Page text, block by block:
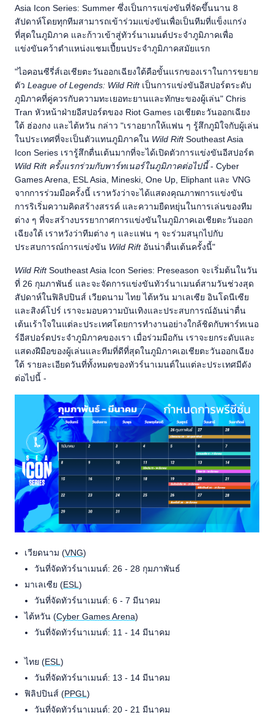
Asia Icon Series: Summer ซึ่งเป็นการแข่งขันที่จัดขึ้นนาน 8
สัปดาห์โดยทุกทีมสามารถเข้าร่วมแข่งขันเพื่อเป็นทีมที่แข็งแกร่ง
ที่สุดในภูมิภาค และก้าวเข้าสู่ทัวร์นาเมนต์ประจำภูมิภาคเพื่อ
แข่งขันคว้าตำแหน่งแชมเปี้ยนประจำภูมิภาคสมัยแรก
"ไอคอนซีรี่ส์เอเชียตะวันออกเฉียงใต้คือขั้นแรกของเราในการขยาย
ตัว League of Legends: Wild Riftเป็นการแข่งขันอีสปอร์ตระดับ
ภูมิภาคที่คู่ควรกับความทะเยอทะยานและทักษะของผู้เล่น" Chris
Tran หัวหน้าฝ่ายอีสปอร์ตของ Riot Games เอเชียตะวันออกเฉียง
ใต้ ฮ่องกง และไต้หวัน กล่าว "เราอยากให้แฟน ๆ รู้สึกภูมิใจกับผู้เล่น
ในประเทศที่จะเป็นตัวแทนภูมิภาคใน Wild RiftSoutheast Asia
Icon Series เรารู้สึกตื่นเต้นมากที่จะได้เปิดตัวการแข่งขันอีสปอร์ต
Wild Rift ครั้งแรกร่วมกับพาร์ทเนอร์ในภูมิภาคต่อไปนี้- Cyber
Games Arena, ESL Asia, Mineski, One Up, Eliphant และ VNG
จากการร่วมมือครั้งนี้ เราหวังว่าจะได้แสดงคุณภาพการแข่งขัน
การริเริ่มความคิดสร้างสรรค์ และความยืดหยุ่นในการเล่นของทีม
ต่าง ๆ ที่จะสร้างบรรยากาศการแข่งขันในภูมิภาคเอเชียตะวันออก
เฉียงใต้ เราหวังว่าทีมต่าง ๆ และแฟน ๆ จะร่วมสนุกไปกับ
ประสบการณ์การแข่งขัน Wild Rift อันน่าตื่นเต้นครั้งนี้"
Wild RiftSoutheast Asia Icon Series: Preseason จะเริ่มต้นในวัน
ที่ 26 กุมภาพันธ์ และจะจัดการแข่งขันทัวร์นาเมนต์สามวันช่วงสุด
สัปดาห์ในฟิลิปปินส์ เวียดนาม ไทย ไต้หวัน มาเลเซีย อินโดนีเซีย
และสิงค์โปร์ เราจะมอบความบันเทิงและประสบการณ์อันน่าตื่น
เต้นเร้าใจในแต่ละประเทศโดยการทำงานอย่างใกล้ชิดกับพาร์ทเนอ
ร์อีสปอร์ตประจำภูมิภาคของเรา เมื่อร่วมมือกัน เราจะยกระดับและ
แสดงฝีมือของผู้เล่นและทีมที่ดีที่สุดในภูมิภาคเอเชียตะวันออกเฉียง
ใต้ รายละเอียดวันที่ทั้งหมดของทัวร์นาเมนต์ในแต่ละประเทศมีดัง
ต่อไปนี้ -
เวียดนาม (VNG)
วันที่จัดทัวร์นาเมนต์: 26 - 28 กุมภาพันธ์
มาเลเซีย (ESL )
วันที่จัดทัวร์นาเมนต์: 6 - 7 มีนาคม
ไต้หวัน (Cyber Games Arena)
วันที่จัดทัวร์นาเมนต์: 11 - 14 มีนาคม
ไทย (ESL )
วันที่จัดทัวร์นาเมนต์: 13 - 14 มีนาคม
ฟิลิปปินส์ (PPGL )
วันที่จัดทัวร์นาเมนต์: 20 - 21 มีนาคม